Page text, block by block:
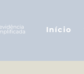
Início